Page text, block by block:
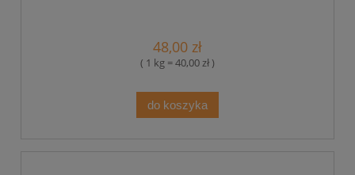
48,00 zł
( 1 kg = 40,00 zł )
do koszyka